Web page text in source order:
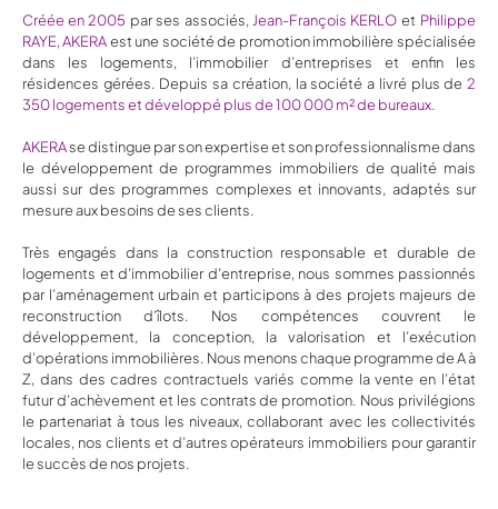
Créée en 2005 par ses associés, Jean-François KERLO et Philippe
RAYE,AKERAest une société de promotion immobilière spécialisée
dans les logements, l’immobilier d’entreprises et enfin les
résidences gérées. Depuis sa création, la société a livré plus de 2
350logements et développé plus de 100 000 m² de bureaux.
AKERAse distingue par son expertise et son professionnalisme dans
le développement de programmes immobiliers de qualité mais
aussi sur des programmes complexes et innovants, adaptés sur
mesure aux besoins de ses clients.
Très engagés dans la construction responsable et durable de
logements et d’immobilier d’entreprise, nous sommes passionnés
par l’aménagement urbain et participons à des projets majeurs de
reconstruction d’îlots. Nos compétences couvrent le
développement, la conception, la valorisation et l’exécution
d’opérations immobilières. Nous menons chaque programme de A à
Z, dans des cadres contractuels variés comme la vente en l’état
futur d’achèvement et les contrats de promotion. Nous privilégions
le partenariat à tous les niveaux, collaborant avec les collectivités
locales, nos clients et d’autres opérateurs immobiliers pour garantir
le succès de nos projets.